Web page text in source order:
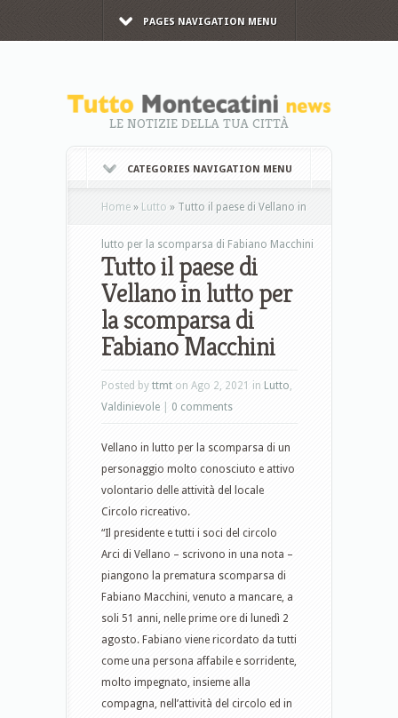
PAGES NAVIGATION MENU
LE NOTIZIE DELLA TUA CITTÀ
CATEGORIES NAVIGATION MENU
Home » Lutto » Tutto il paese di Vellano in
lutto per la scomparsa di Fabiano Macchini
Tutto il paese di
Vellano in lutto per
la scomparsa di
Fabiano Macchini
Posted by ttmt on Ago 2, 2021 in Lutto,
Valdinievole
0 comments
Vellano in lutto per la scomparsa di un
personaggio molto conosciuto e attivo
volontario delle attività del locale
Circolo ricreativo.
“Il presidente e tutti i soci del circolo
Arci di Vellano – scrivono in una nota –
piangono la prematura scomparsa di
Fabiano Macchini, venuto a mancare, a
soli 51 anni, nelle prime ore di lunedì 2
agosto. Fabiano viene ricordato da tutti
come una persona affabile e sorridente,
molto impegnato, insieme alla
compagna, nell’attività del circolo ed in